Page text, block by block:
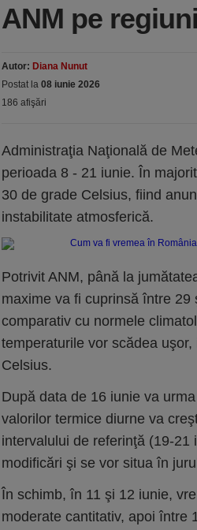
ANM pe regiuni
Autor: Diana Nunut
Postat la 08 iunie 2026
186 afişări
Administraţia Naţională de
perioada 8 - 21 iunie. În
30 de grade Celsius, fiind
instabilitate atmosferică.
Potrivit ANM, până la
maxime va fi cuprinsă între
comparativ cu normele
temperaturile vor scădea
Celsius.
După data de 16 iunie va
valorilor termice diurne va
intervalului de referinţă (19-21
modificări şi se vor situa în
În schimb, în 11 şi 12 iunie,
moderate cantitativ, apoi între